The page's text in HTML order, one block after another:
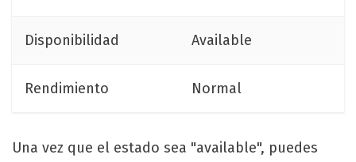
Disponibilidad Available
Rendimiento Normal
Una vez que el estado sea "available", puedes